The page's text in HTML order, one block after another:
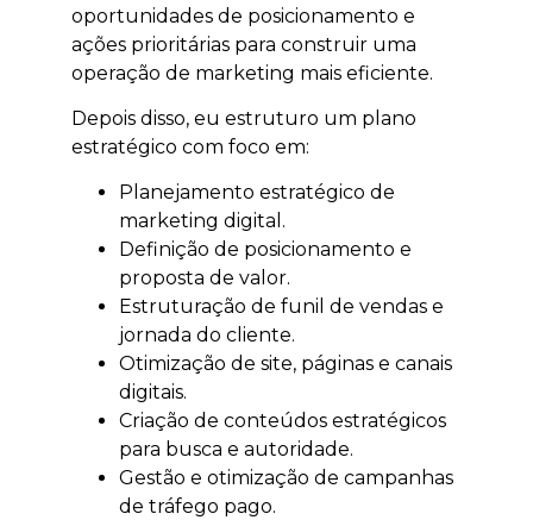
oportunidades de posicionamento e
ações prioritárias para construir uma
operação de marketing mais eficiente.
Depois disso, eu estruturo um plano
estratégico com foco em:
Planejamento estratégico de
marketing digital.
Definição de posicionamento e
proposta de valor.
Estruturação de funil de vendas e
jornada do cliente.
Otimização de site, páginas e canais
digitais.
Criação de conteúdos estratégicos
para busca e autoridade.
Gestão e otimização de campanhas
de tráfego pago.